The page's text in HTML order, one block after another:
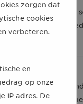
Punten die hoog
scoort
300 mensen
voor de
zorgen dat
cookies
verbeteren.
en
op onze
IP adres. De